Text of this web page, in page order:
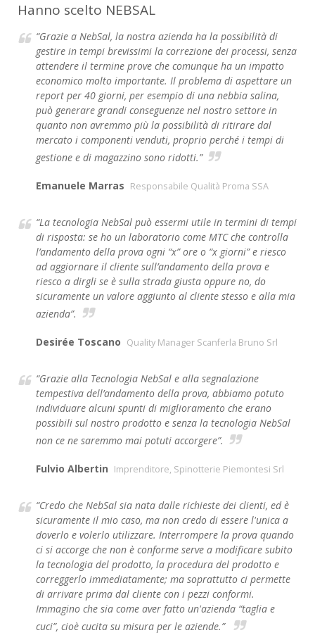
Hanno scelto NEBSAL
“Grazie a NebSal, la nostra azienda ha la possibilità di
gestire in tempi brevissimi la correzione dei processi, senza
attendere il termine prove che comunque ha un impatto
economico molto importante. Il problema di aspettare un
report per 40 giorni, per esempio di una nebbia salina,
può generare grandi conseguenze nel nostro settore in
quanto non avremmo più la possibilità di ritirare dal
mercato i componenti venduti, proprio perché i tempi di
gestione e di magazzino sono ridotti.”
Emanuele Marras Responsabile Qualità Proma SSA
“La tecnologia NebSal può essermi utile in termini di tempi
di risposta: se ho un laboratorio come MTC che controlla
l’andamento della prova ogni “x” ore o “x giorni” e riesco
ad aggiornare il cliente sull’andamento della prova e
riesco a dirgli se è sulla strada giusta oppure no, do
sicuramente un valore aggiunto al cliente stesso e alla mia
azienda”.
Desirée Toscano Quality Manager Scanferla Bruno Srl
“Grazie alla Tecnologia NebSal e alla segnalazione
tempestiva dell’andamento della prova, abbiamo potuto
individuare alcuni spunti di miglioramento che erano
possibili sul nostro prodotto e senza la tecnologia NebSal
non ce ne saremmo mai potuti accorgere”.
Fulvio Albertin Imprenditore, Spinotterie Piemontesi Srl
“Credo che NebSal sia nata dalle richieste dei clienti, ed è
sicuramente il mio caso, ma non credo di essere l'unica a
doverlo e volerlo utilizzare. Interrompere la prova quando
ci si accorge che non è conforme serve a modificare subito
la tecnologia del prodotto, la procedura del prodotto e
correggerlo immediatamente; ma soprattutto ci permette
di arrivare prima dal cliente con i pezzi conformi.
Immagino che sia come aver fatto un'azienda “taglia e
cuci”, cioè cucita su misura per le aziende.”